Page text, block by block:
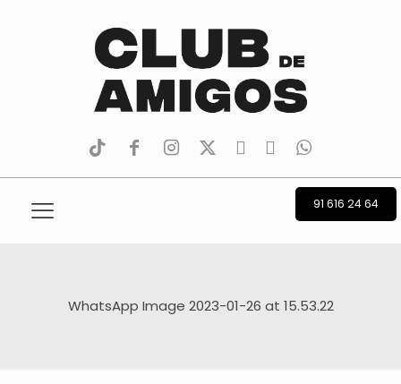
tiktokfacebook
instagram
TwitterYoutube
Telegramwhatsapp
91 616 24 64
WhatsApp Image 2023-01-26 at 15.53.22